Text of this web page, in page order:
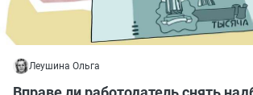
Леушина Ольга